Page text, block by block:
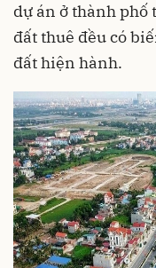
dự án ở thành phố
đất thuê đều có
đất hiện hành.